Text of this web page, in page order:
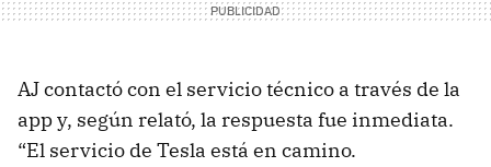
AJ contactó con el servicio técnico a través de la
app y, según relató, la respuesta fue inmediata.
“El servicio de Tesla está en camino.